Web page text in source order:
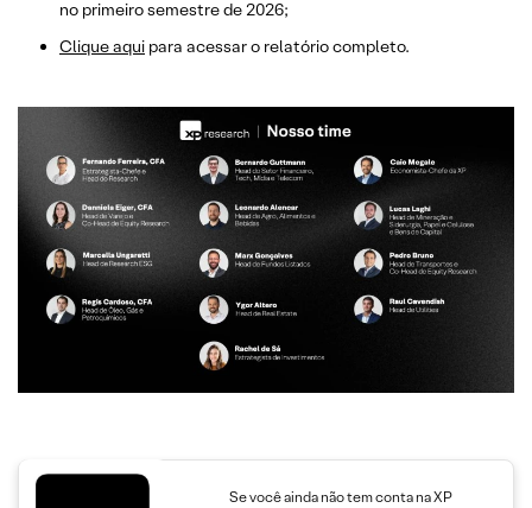
no primeiro semestre de 2026;
Clique aqui para acessar o relatório completo.
Se você ainda não tem conta na XP